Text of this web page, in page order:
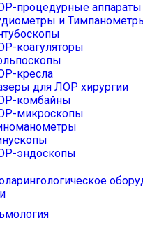
процедурные аппараты
и
коагуляторы
кресла
для ЛОР хирургии
комбайны
микроскопы
эндоскопы